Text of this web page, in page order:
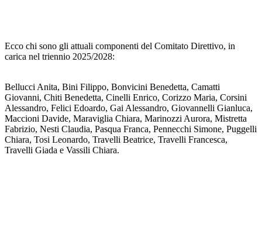
Ecco chi sono gli attuali componenti del Comitato Direttivo, in
carica nel triennio 2025/2028:
Bellucci Anita, Bini Filippo, Bonvicini Benedetta, Camatti
Giovanni, Chiti Benedetta, Cinelli Enrico, Corizzo Maria, Corsini
Alessandro, Felici Edoardo, Gai Alessandro, Giovannelli Gianluca,
Maccioni Davide, Maraviglia Chiara, Marinozzi Aurora, Mistretta
Fabrizio, Nesti Claudia, Pasqua Franca, Pennecchi Simone, Puggelli
Chiara, Tosi Leonardo, Travelli Beatrice, Travelli Francesca,
Travelli Giada e Vassili Chiara.